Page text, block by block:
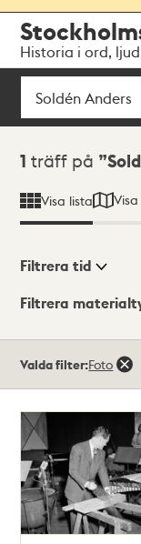
navigationen
huvudinnehållet
Historia i ord,
Sök
Sökresultat
1 träff på
Visa lista
Visningsläge
Filtrera tid
Filtrera
träffar
Valda filter:Foto